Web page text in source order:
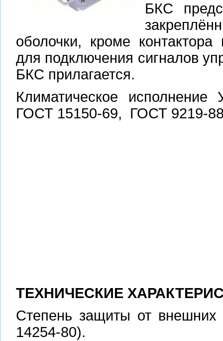
БКС
оболочки, кроме
для подключения сигналов
БКС прилагается.
Климатическое
ГОСТ 15150-69, ГОСТ 9219-
ТЕХНИЧЕСКИЕ
Степень защиты от
14254-80).